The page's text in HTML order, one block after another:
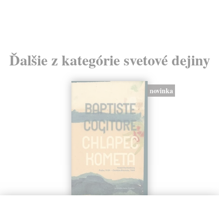
Ďalšie z kategórie svetové dejiny
novinka